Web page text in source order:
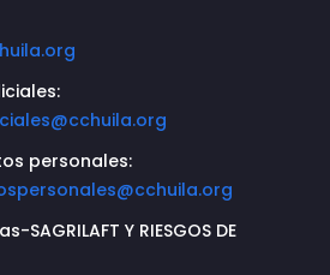
personales:
Y RIESGOS DE